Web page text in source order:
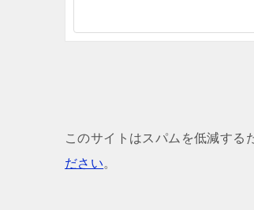
このサイトはスパムを低減する
ださい。